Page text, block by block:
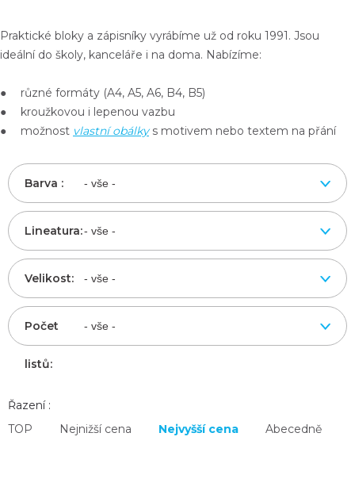
Praktické bloky a zápisníky vyrábíme už od roku 1991. Jsou
ideální do školy, kanceláře i na doma. Nabízíme:
● různé formáty (A4, A5, A6, B4, B5)
● kroužkovou i lepenou vazbu
● možnost vlastní obálkys motivem nebo textem na přání
Barva :
Lineatura:
Velikost:
Počet
listů:
Řazení :
TOP
Nejnižší cena Nejvyšší cena Abecedně